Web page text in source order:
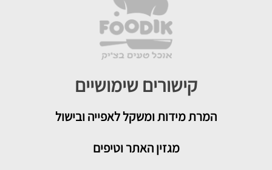
קישורים שימושיים
המרת מידות ומשקל לאפייה ובישול
מגזין האתר וטיפים